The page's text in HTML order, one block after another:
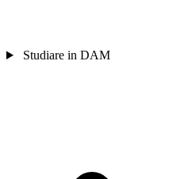
Studiare in DAM